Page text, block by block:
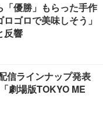
優勝」もらった手作
ゴロで美味しそう」
反響
信ラインナップ発表
劇場版TOKYO ME